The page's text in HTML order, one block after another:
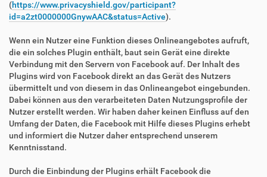
(https://www.privacyshield.gov/participant?
id=a2zt0000000GnywAAC&status=Active).
Wenn ein Nutzer eine Funktion dieses Onlineangebotes aufruft,
die ein solches Plugin enthält, baut sein Gerät eine direkte
Verbindung mit den Servern von Facebook auf. Der Inhalt des
Plugins wird von Facebook direkt an das Gerät des Nutzers
übermittelt und von diesem in das Onlineangebot eingebunden.
Dabei können aus den verarbeiteten Daten Nutzungsprofile der
Nutzer erstellt werden. Wir haben daher keinen Einfluss auf den
Umfang der Daten, die Facebook mit Hilfe dieses Plugins erhebt
und informiert die Nutzer daher entsprechend unserem
Kenntnisstand.
Durch die Einbindung der Plugins erhält Facebook die